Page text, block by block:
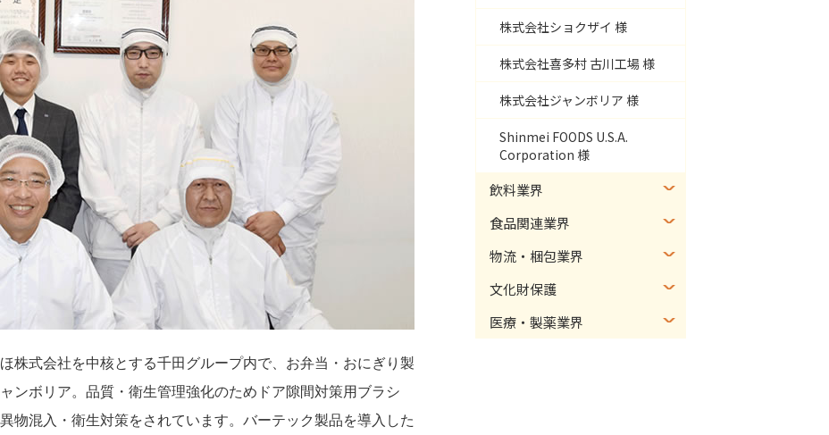
株式会社を中核とする千田グループ内で、お弁当・おにぎり製
ンボリア。品質・衛生管理強化のためドア隙間対策用ブラシ
物混入・衛生対策をされています。バーテック製品を導入した
株式会社ショクザイ 様
株式会社喜多村 古川工場 様
株式会社ジャンボリア 様
Shinmei FOODS U.S.A.
Corporation 様
飲料業界
食品関連業界
物流・梱包業界
文化財保護
医療・製薬業界